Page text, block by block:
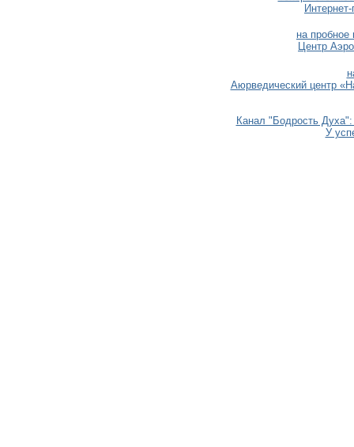
на
Центр
Аюрведический центр
Канал "Бодрость
У